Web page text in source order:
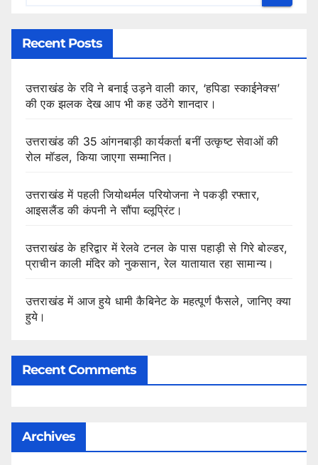
Recent Posts
उत्तराखंड के रवि ने बनाई उड़ने वाली कार, ‘हपिडा स्काईनेक्स’
की एक झलक देख आप भी कह उठेंगे शानदार।
उत्तराखंड की 35 आंगनबाड़ी कार्यकर्ता बनीं उत्कृष्ट सेवाओं की
रोल मॉडल, किया जाएगा सम्मानित।
उत्तराखंड में पहली जियोथर्मल परियोजना ने पकड़ी रफ्तार,
आइसलैंड की कंपनी ने सौंपा ब्लूप्रिंट।
उत्तराखंड के हरिद्वार में रेलवे टनल के पास पहाड़ी से गिरे बोल्डर,
प्राचीन काली मंदिर को नुकसान, रेल यातायात रहा सामान्य।
उत्तराखंड में आज हुये धामी कैबिनेट के महत्पूर्ण फैसले, जानिए क्या
हुये।
Recent Comments
Archives